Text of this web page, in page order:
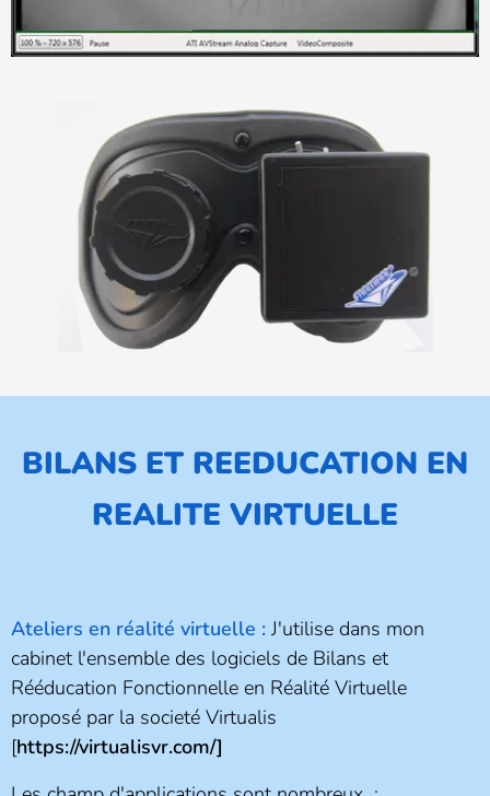
BILANS ET REEDUCATION EN
REALITE VIRTUELLE
Ateliers en réalité virtuelle :J'utilise dans mon
cabinet l'ensemble des logiciels de Bilans et
Rééducation Fonctionnelle en Réalité Virtuelle
proposé par la societé Virtualis
[https://virtualisvr.com/]